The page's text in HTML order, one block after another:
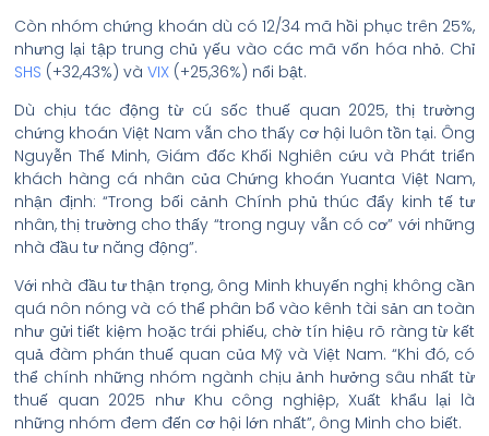
Còn nhóm chứng khoán dù có 12/34 mã hồi phục trên 25%,
nhưng lại tập trung chủ yếu vào các mã vốn hóa nhỏ. Chỉ
SHS (+32,43%) và VIX (+25,36%) nổi bật.
Dù chịu tác động từ cú sốc thuế quan 2025, thị trường
chứng khoán Việt Nam vẫn cho thấy cơ hội luôn tồn tại. Ông
Nguyễn Thế Minh, Giám đốc Khối Nghiên cứu và Phát triển
khách hàng cá nhân của Chứng khoán Yuanta Việt Nam,
nhận định: “Trong bối cảnh Chính phủ thúc đẩy kinh tế tư
nhân, thị trường cho thấy “trong nguy vẫn có cơ” với những
nhà đầu tư năng động”.
Với nhà đầu tư thận trọng, ông Minh khuyến nghị không cần
quá nôn nóng và có thể phân bổ vào kênh tài sản an toàn
như gửi tiết kiệm hoặc trái phiếu, chờ tín hiệu rõ ràng từ kết
quả đàm phán thuế quan của Mỹ và Việt Nam. “Khi đó, có
thể chính những nhóm ngành chịu ảnh hưởng sâu nhất từ
thuế quan 2025 như Khu công nghiệp, Xuất khẩu lại là
những nhóm đem đến cơ hội lớn nhất”, ông Minh cho biết.